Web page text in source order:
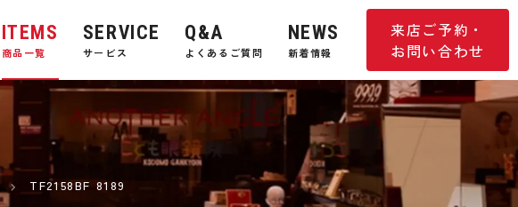
来店ご予約・
お問い合わせ
ITEMS
商品一覧
SERVICE
サービス
Q&A
よくあるご質問
NEWS
新着情報
TF2158BF 8189